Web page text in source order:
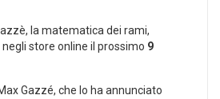
la matematica dei rami,
store online il prossimo 9
Gazzé, che lo ha annunciato